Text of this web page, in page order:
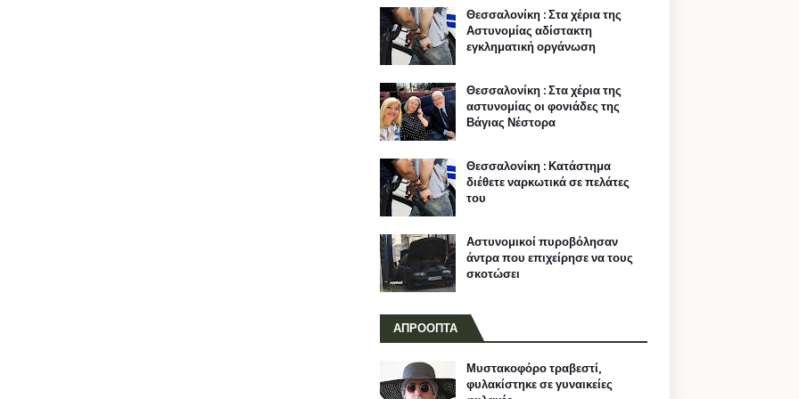
Θεσσαλονίκη : Στα χέρια της
Αστυνομίας αδίστακτη
εγκληματική οργάνωση
Θεσσαλονίκη : Στα χέρια της
αστυνομίας οι φονιάδες της
Βάγιας Νέστορα
Θεσσαλονίκη : Κατάστημα
διέθετε ναρκωτικά σε πελάτες
του
Αστυνομικοί πυροβόλησαν
άντρα που επιχείρησε να τους
σκοτώσει
ΑΠΡΟΟΠΤΑ
Μυστακοφόρο τραβεστί,
φυλακίστηκε σε γυναικείες